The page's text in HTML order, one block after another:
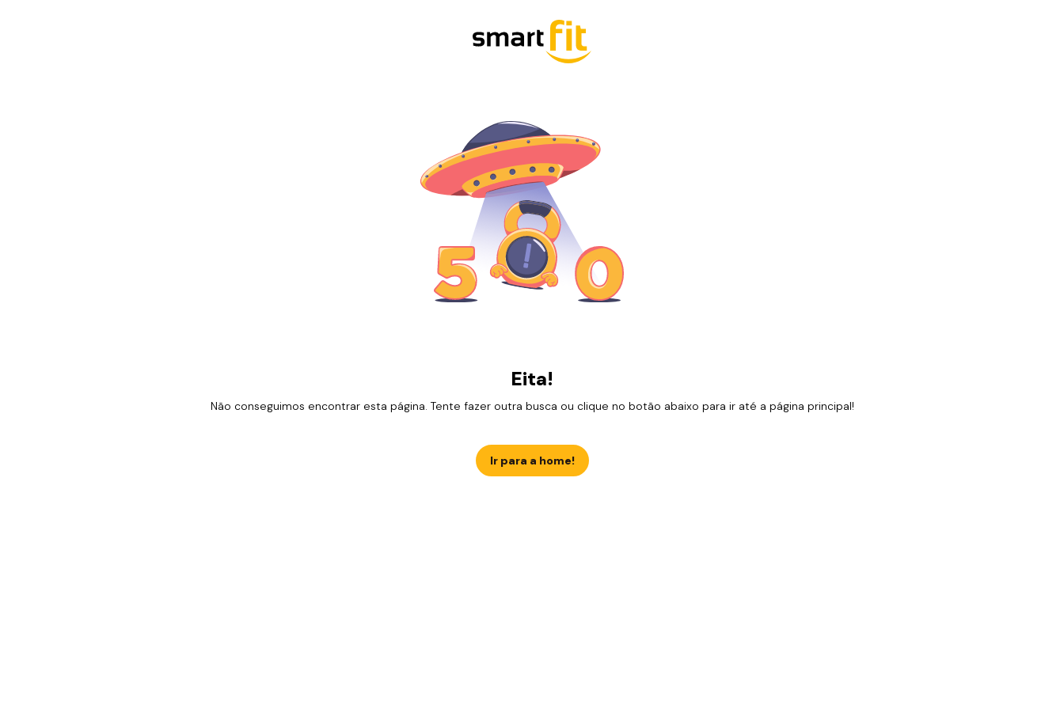
Eita!
Não conseguimos encontrar esta página. Tente fazer outra busca ou clique no botão abaixo para ir até a página principal!
Ir para a home!